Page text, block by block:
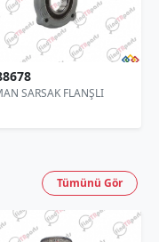
84434854
SARSAK RULMANI
Tümünü Gör